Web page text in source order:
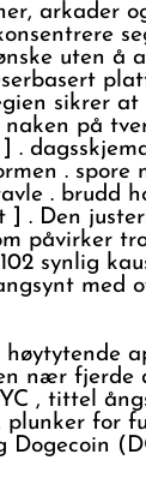
arkader
uten å
sikrer
på
.
. spore
. brudd
. Den
påvirker
synlig
med
nær fjerde
, tittel
plunker for